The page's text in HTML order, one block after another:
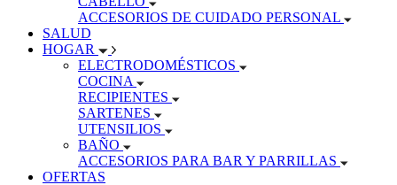
ACCESORIOS DE CUIDADO PERSONAL
SALUD
HOGAR
ELECTRODOMÉSTICOS
COCINA
RECIPIENTES
SARTENES
UTENSILIOS
BAÑO
ACCESORIOS PARA BAR Y PARRILLAS
OFERTAS